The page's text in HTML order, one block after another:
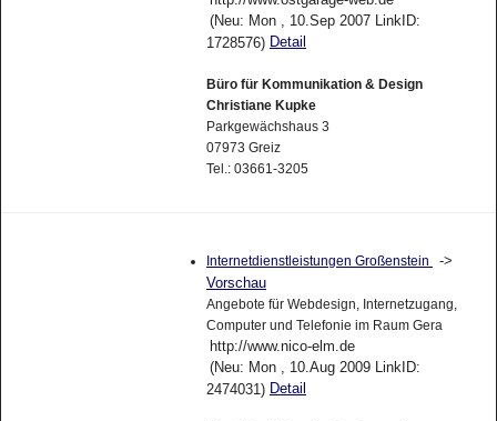
(Neu: Mon , 10.Sep 2007 LinkID:
1728576) Detail
Büro für Kommunikation & Design
Christiane Kupke
Parkgewächshaus 3
07973 Greiz
Tel.: 03661-3205
Internetdienstleistungen Großenstein
->
Vorschau
Angebote für Webdesign, Internetzugang,
Computer und Telefonie im Raum Gera
http://www.nico-elm.de
(Neu: Mon , 10.Aug 2009 LinkID:
2474031) Detail